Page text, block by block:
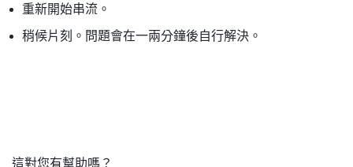
重新開始串流。
稍候片刻。問題會在一兩分鐘後自行解決。
這對您有幫助嗎？